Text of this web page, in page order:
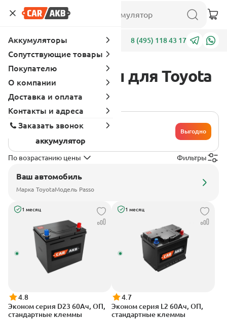
Адреса 8 (495) 118 43 17
Аккумуляторы для Toyota
Passo
Хочу сдать
свой
аккумулятор
Выгодно
По возрастанию цены Фильтры
Ваш автомобиль
Марка ToyotaМодель Passo
1 месяц
4.8
Эконом серия D23 60Ач, ОП,
стандартные клеммы
1 месяц
4.7
Эконом серия L2 60Ач, ОП,
стандартные клеммы
Аккумуляторы
Сопутствующие товары
Покупателю
О компании
Доставка и оплата
Контакты и адреса
Заказать звонок